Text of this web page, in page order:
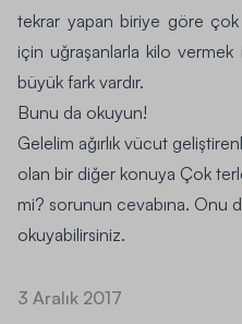
tekrar yapan biriye göre
için uğraşanlarla kilo vermek
büyük fark vardır.
Bunu da okuyun!
Gelelim ağırlık vücut
olan bir diğer konuya Çok
mi? sorunun cevabına. Onu
okuyabilirsiniz.
3 Aralık 2017